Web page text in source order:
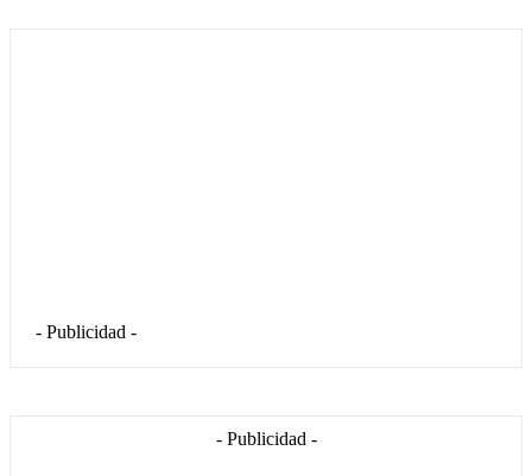
- Publicidad -
- Publicidad -